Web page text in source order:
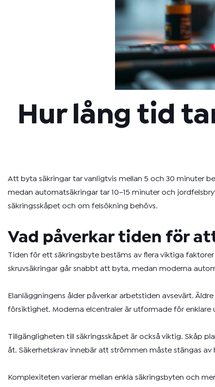
Hur lång tid
Att byta säkringar tar vanligtvis mellan 5 och 30 minuter
medan automatsäkringar tar 10–15 minuter och
säkringsskåpet och om felsökning behövs.
Vad påverkar tiden för
Tiden för ett säkringsbyte bestäms av flera viktiga
skruvsäkringar går snabbt att byta, medan moderna
Elanläggningens ålder påverkar arbetstiden avsevärt.
försiktighet. Moderna elcentraler är utformade för enklare
Tillgängligheten till säkringsskåpet är också viktig. Skåp
åt. Säkerhetskrav innebär att strömmen måste stängas av
Komplexiteten varierar mellan enkla säkringsbyten och